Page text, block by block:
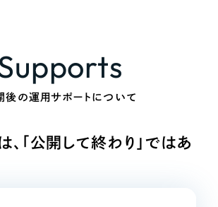
後の運用サポートについて
、「公開して終わり」ではあ